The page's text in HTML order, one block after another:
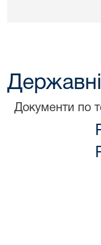
Державні
Документи по